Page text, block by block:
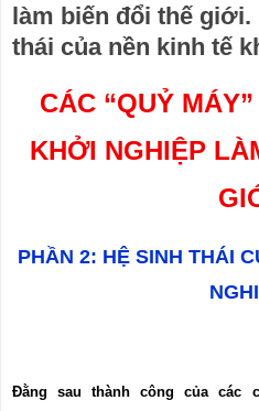
làm biến đổi thế giới.
thái của nền kinh tế
CÁC “QUỶ
KHỞI NGHIỆP
PHẦN 2: HỆ SINH THÁI
Đằng sau thành công của các